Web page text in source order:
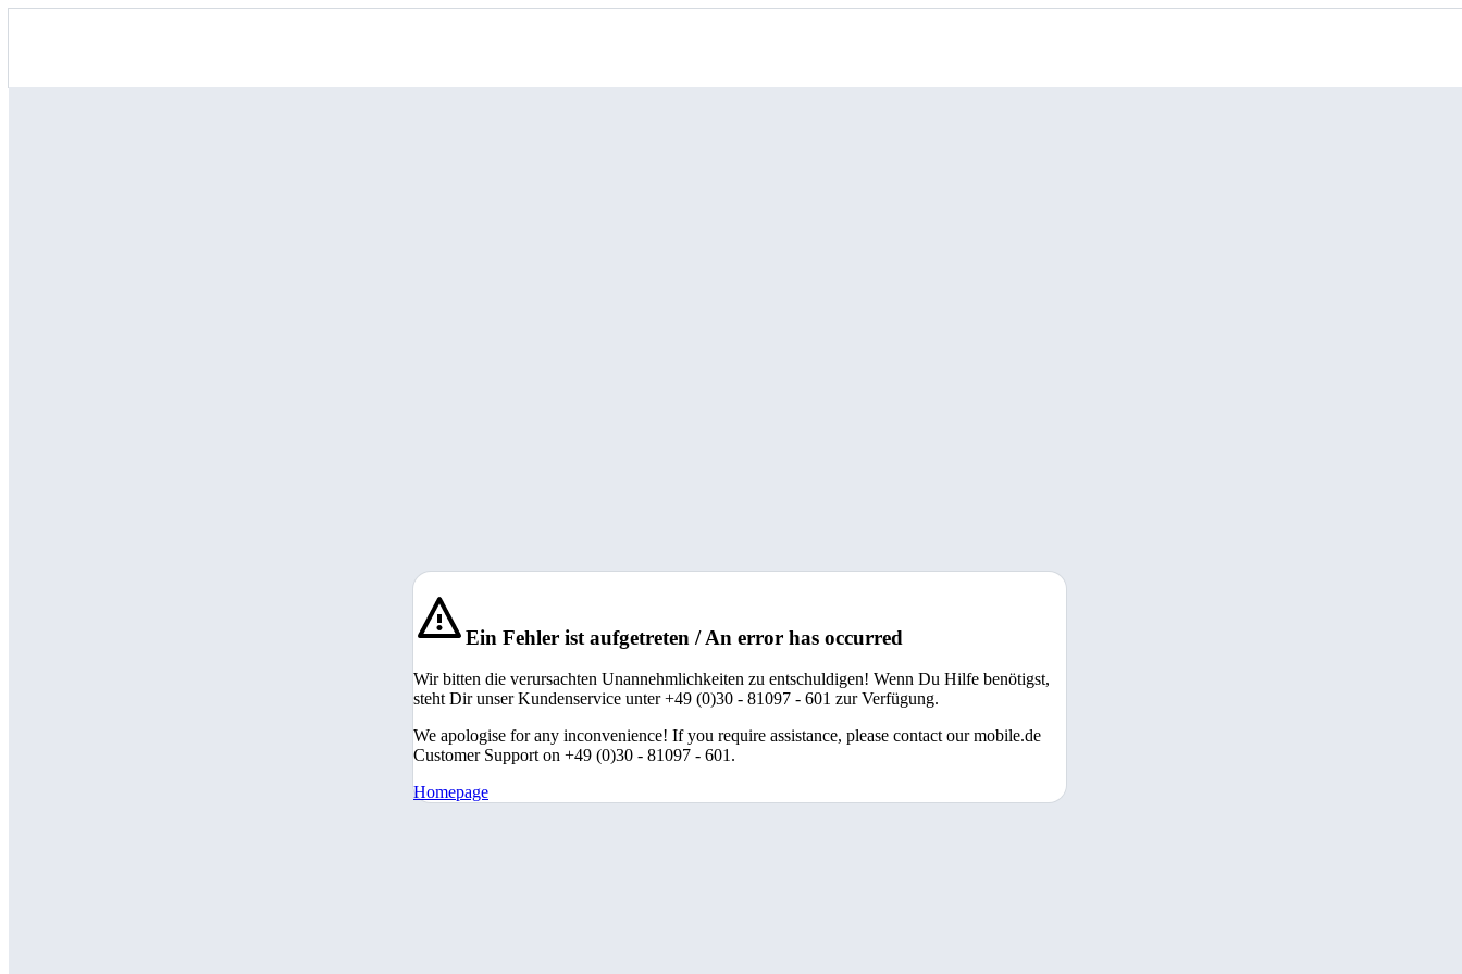
Ein Fehler ist aufgetreten / An error has occurred
Wir bitten die verursachten Unannehmlichkeiten zu entschuldigen! Wenn Du Hilfe benötigst,
steht Dir unser Kundenservice unter +49 (0)30 - 81097 - 601 zur Verfügung.
We apologise for any inconvenience! If you require assistance, please contact our mobile.de
Customer Support on +49 (0)30 - 81097 - 601.
Homepage